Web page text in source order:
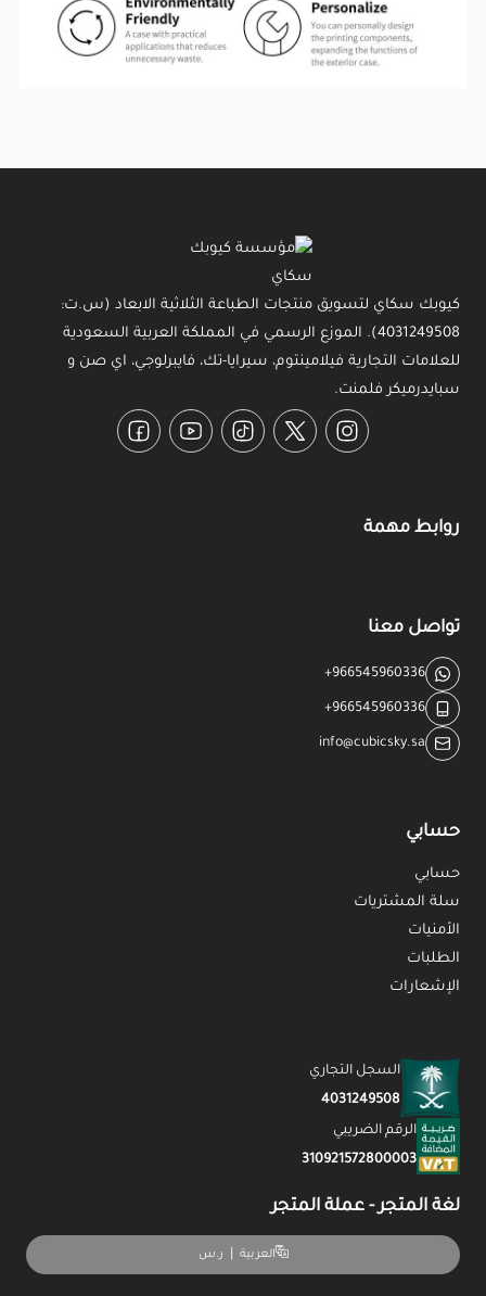
كيوبك سكاي لتسويق منتجات الطباعة الثلاثية الابعاد (س.ت:
4031249508). الموزع الرسمي في المملكة العربية السعودية
للعلامات التجارية فيلامينتوم، سيرايا-تك، فايبرلوجي، اي صن و
سبايدرميكر فلمنت.
Instagram
Twitter
TikTok
YouTube
Facebook
روابط مهمة
تواصل معنا
+966545960336
+966545960336
info@cubicsky.sa
حسابي
حسابي
سلة المشتريات
الأمنيات
الطلبات
الإشعارات
السجل التجاري
4031249508
الرقم الضريبي
310921572800003
لغة المتجر - عملة المتجر
العربية ر.س